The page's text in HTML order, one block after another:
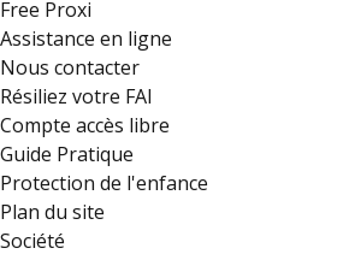
Free Proxi
Assistance en ligne
Nous contacter
Résiliez votre FAI
Compte accès libre
Guide Pratique
Protection de l'enfance
Plan du site
Société